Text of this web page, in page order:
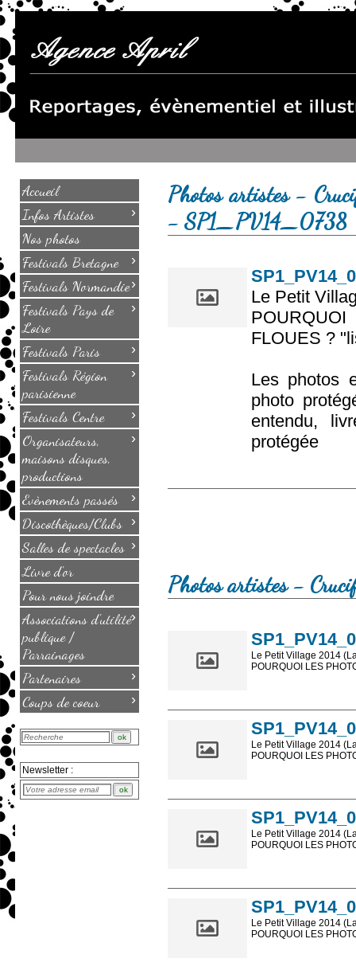
Accueil
Infos Artistes
›
Nos photos
Festivals Bretagne
›
Festivals Normandie›
Festivals Pays de
Loire
›
Festivals Paris ›
Festivals Région
parisienne
›
Festivals Centre ›
Organisateurs,
maisons disques,
productions
›
Evènements passés ›
Discothèques/Clubs ›
Salles de spectacles ›
Livre d'or
Pour nous joindre
Associations d'utilité
publique /
Parrainages
›
Partenaires ›
Coups de coeur ›
Newsletter :
Photos artistes -
- SP1_PV14_0738
Le Petit
FLOUES ?
Les photos
photo
entendu,
protégée
Photos artistes -
Le Petit Village 2014
POURQUOI LES
Le Petit Village 2014
POURQUOI LES
Le Petit Village 2014
POURQUOI LES
Le Petit Village 2014
POURQUOI LES